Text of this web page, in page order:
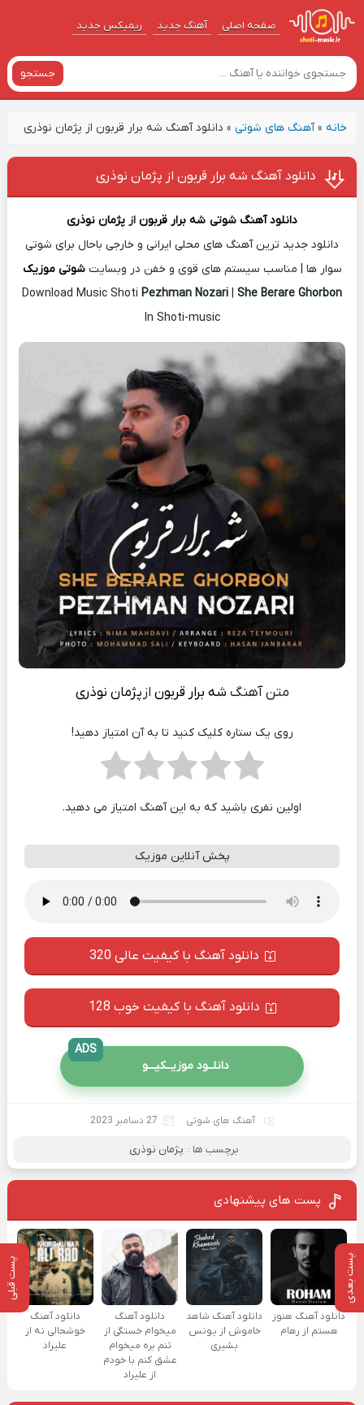
صفحه اصلی آهنگ‌ جدید ریمیکس جدید
جستجو
خانه»آهنگ های شوتی» دانلود آهنگ شه برار قربون از پژمان نوذری
پست بعدی پست قبلی
دانلود آهنگ شه برار قربون از پژمان نوذری
دانلود آهنگ شوتی شه برار قربون از پژمان نوذری
دانلود جدید ترین آهنگ های محلی ایرانی و خارجی باحال برای شوتی
سوار ها | مناسب سیستم های قوی و خفن در وبسایتشوتی موزیک
Download Music Shoti Pezhman Nozari She Berare Ghorbon
In Shoti-music
متن آهنگ شه برار قربون از پژمان نوذری
روی یک ستاره کلیک کنید تا به آن امتیاز دهید!
اولین نفری باشید که به این آهنگ امتیاز می دهید.
پخش آنلاین موزیک
دانلود آهنگ با کیفیت عالی 320
دانلود آهنگ با کیفیت خوب 128
دانلــود موزیــکیـــو
ADS
آهنگ های شوتی 27 دسامبر 2023
برچسب ها : پژمان نوذری
پست های پیشنهادی
دانلود آهنگ هنوز
هستم از رهام
دانلود آهنگ شاهد
خاموش از یونس
بشیری
دانلود آهنگ
میخوام خستگی از
تنم بره میخوام
عشق کنم با خودم
از علیراد
دانلود آهنگ
خوشحالی نه از
علیراد